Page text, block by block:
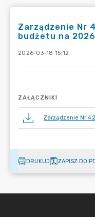
Zarządzenie Nr
budżetu na
2026-03-18 15:12
ZAŁĄCZNIKI
Zarządzenie Nr
DRUKUJ ZAPISZ DO